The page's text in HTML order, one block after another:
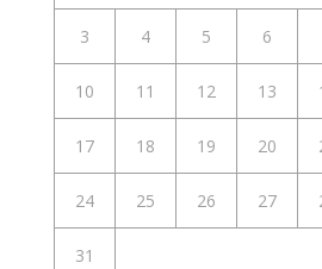
3 4 5 6
10 11 12 13
17 18 19 20
24 25 26 27
31